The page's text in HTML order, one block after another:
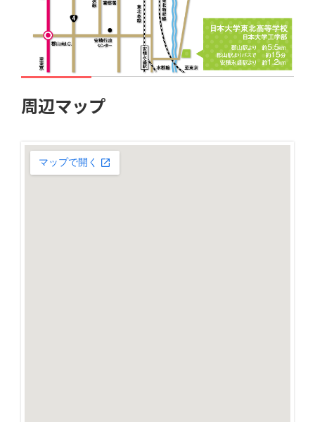
周辺マップ